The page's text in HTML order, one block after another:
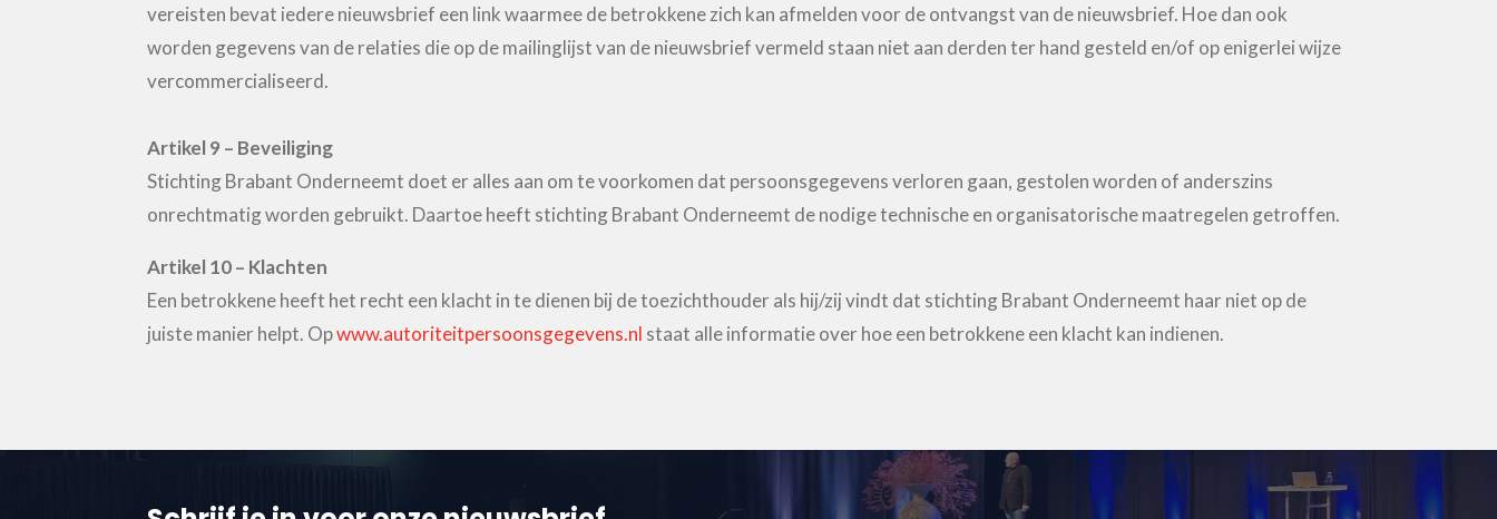
vereisten bevat iedere nieuwsbrief een link waarmee de betrokkene zich kan afmelden voor de ontvangst van de nieuwsbrief. Hoe dan ook
worden gegevens van de relaties die op de mailinglijst van de nieuwsbrief vermeld staan niet aan derden ter hand gesteld en/of op enigerlei wijze
vercommercialiseerd.
Artikel 9 – Beveiliging
Stichting Brabant Onderneemt doet er alles aan om te voorkomen dat persoonsgegevens verloren gaan, gestolen worden of anderszins
onrechtmatig worden gebruikt. Daartoe heeft stichting Brabant Onderneemt de nodige technische en organisatorische maatregelen getroffen.
Artikel 10 – Klachten
Een betrokkene heeft het recht een klacht in te dienen bij de toezichthouder als hij/zij vindt dat stichting Brabant Onderneemt haar niet op de
juiste manier helpt. Opwww.autoriteitpersoonsgegevens.nl staat alle informatie over hoe een betrokkene een klacht kan indienen.